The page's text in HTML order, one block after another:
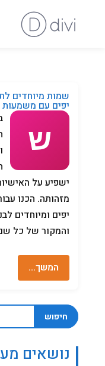
יפים עם משמעות
ישפיע על
יפים ומיוחדים
והמקור של כל
המשך…
חיפוש
נושאים